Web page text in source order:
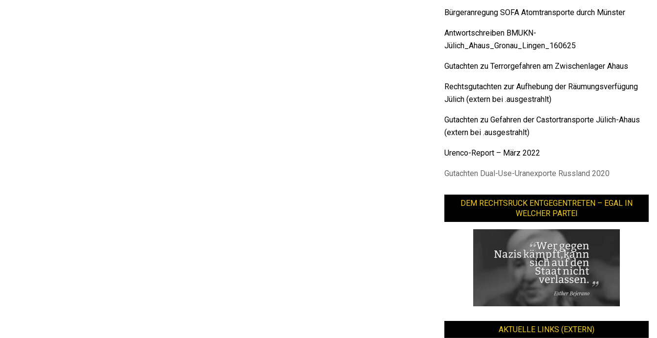
Bürgeranregung SOFA Atomtransporte durch Münster
Antwortschreiben BMUKN-
Jülich_Ahaus_Gronau_Lingen_160625
Gutachten zu Terrorgefahren am Zwischenlager Ahaus
Rechtsgutachten zur Aufhebung der Räumungsverfügung
Jülich (extern bei .ausgestrahlt)
Gutachten zu Gefahren der Castortransporte Jülich-Ahaus
(extern bei .ausgestrahlt)
Urenco-Report – März 2022
Gutachten Dual-Use-Uranexporte Russland 2020
DEM RECHTSRUCK ENTGEGENTRETEN – EGAL IN
WELCHER PARTEI
AKTUELLE LINKS (EXTERN)